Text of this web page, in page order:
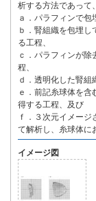
析する方法であって、
ａ．パラフィンで包
ｂ．腎組織を包埋
る工程、
ｃ．パラフィンが
程、
ｄ．透明化した腎組
ｅ．前記糸球体を
得する工程、及び
ｆ．３次元イメー
て解析し、糸球体に
イメージ図